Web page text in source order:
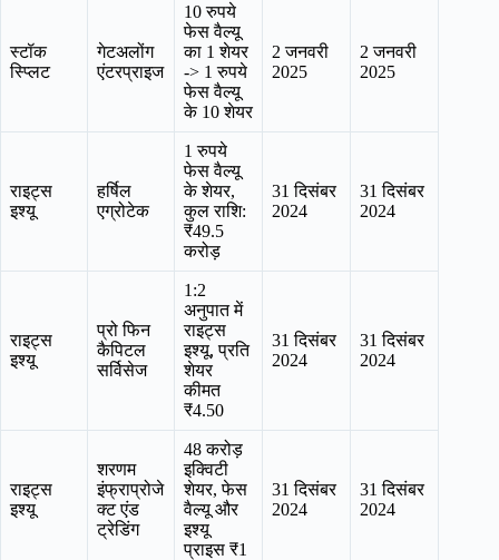
स्टॉक
स्प्लिट
गेटअलोंग
एंटरप्राइज
10 रुपये
फेस वैल्यू
का 1 शेयर
-> 1 रुपये
फेस वैल्यू
के 10 शेयर
2 जनवरी
2025
2 जनवरी
2025
राइट्स
इश्यू
हर्षिल
एग्रोटेक
1 रुपये
फेस वैल्यू
के शेयर,
कुल राशि:
₹49.5
करोड़
31 दिसंबर
2024
31 दिसंबर
2024
राइट्स
इश्यू
प्रो फिन
कैपिटल
सर्विसेज
1:2
अनुपात में
राइट्स
इश्यू, प्रति
शेयर
कीमत
₹4.50
31 दिसंबर
2024
31 दिसंबर
2024
राइट्स
इश्यू
शरणम
इंफ्राप्रोजे
क्ट एंड
ट्रेडिंग
48 करोड़
इक्विटी
शेयर, फेस
वैल्यू और
इश्यू
प्राइस ₹1
31 दिसंबर
2024
31 दिसंबर
2024